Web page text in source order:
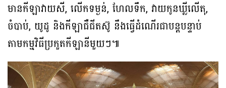
មានកីឡាវាយសី, លើកទម្ងន់, ហែលទឹក, វាយកូនឃ្លីលើតុ,
ចំបាប់, យូដូ និងកីឡាជឺជីតស៊ូ នឹងធ្វើដំណើរជាបន្ដបន្ទាប់
តាមកម្មវិធីប្រកួតកីឡានីមួយៗ៕